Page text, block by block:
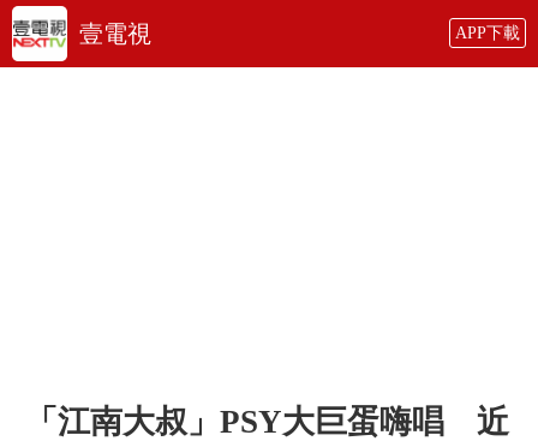
壹電視 APP下載
「江南大叔」PSY大巨蛋嗨唱 近